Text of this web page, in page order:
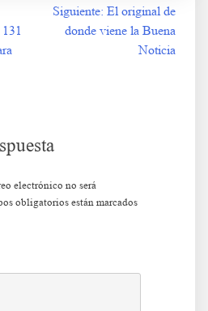
Siguiente: El original de
donde viene la Buena
Noticia
electrónico no será
obligatorios están marcados